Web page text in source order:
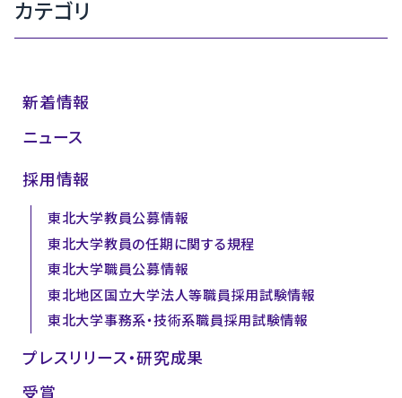
カテゴリ
新着情報
ニュース
採用情報
東北大学教員公募情報
東北大学教員の任期に関する規程
東北大学職員公募情報
東北地区国立大学法人等職員採用試験情報
東北大学事務系・技術系職員採用試験情報
プレスリリース・研究成果
受賞